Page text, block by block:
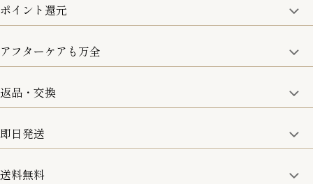
ポイント還元
商品金額の10%をポイント還元いたします。
アフターケアも万全
取り扱い商品はすべて正規品となります。
修理などのご相談に関しましては、責任を持って対応させてい
ただきます。
返品・交換
8日以内なら、返品・交換も可能です。
即日発送
15:00までのご注文は即日発送
送料無料